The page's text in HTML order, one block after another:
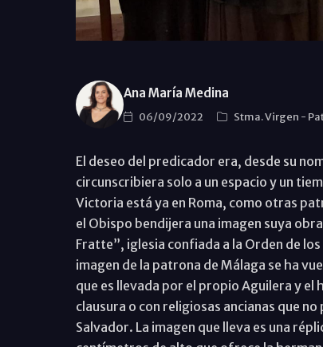
Ana María Medina
06/09/2022 Stma. Virgen -
El deseo del predicador era, desde su
circunscribiera solo a un espacio y un
Victoria está ya en Roma, como otras
el Obispo bendijera una imagen suya
Fratte”, iglesia confiada a la Orden de
imagen de la patrona de Málaga se ha
que es llevada por el propio Aguilera y
clausura o con religiosas ancianas que
Salvador. La imagen que lleva es una